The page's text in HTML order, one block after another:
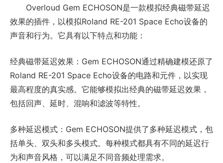
Overloud Gem ECHOSON是一款模拟经典磁带延迟
效果的插件，以模拟Roland RE-201 Space Echo设备的
声音和行为。它具有以下特点和功能：
经典磁带延迟效果：Gem ECHOSON通过精确建模还原了
Roland RE-201 Space Echo设备的电路和元件，以实现
最高程度的真实感。它能够模拟出经典的磁带延迟效果，
包括回声、延时、混响和滤波等特性。
多种延迟模式：Gem ECHOSON提供了多种延迟模式，包
括单头、双头和多头模式。每种模式都具有不同的延迟行
为和声音风格，可以满足不同音频处理需求。